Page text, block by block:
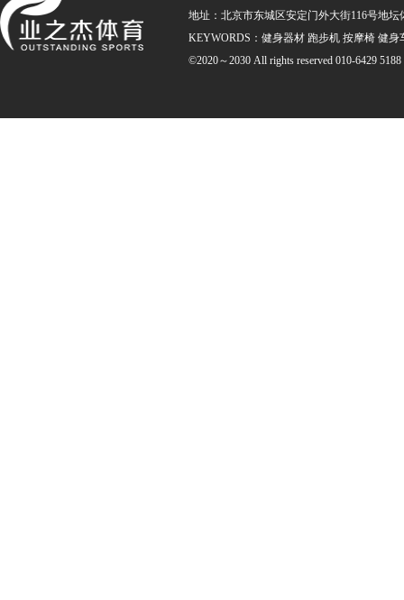
地址：北京市东城区安定门外大街116号地坛
KEYWORDS：健身器材 跑步机 按摩椅 健
©2020～2030 All rights reserved 010-6429 5188